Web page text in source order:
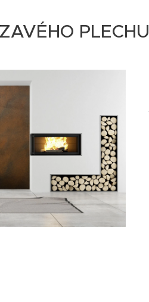
PLECHU